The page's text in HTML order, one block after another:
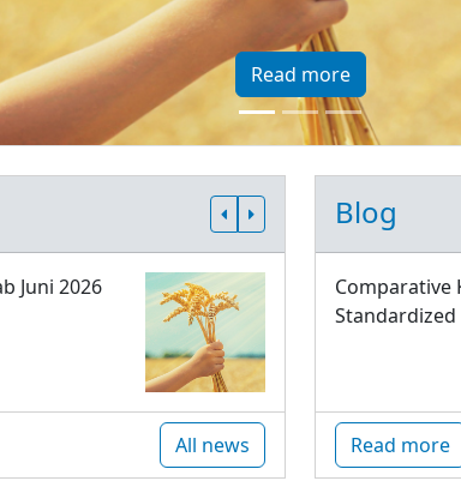
Read more
Juni 2026
All news
Blog
Comparative
Read more